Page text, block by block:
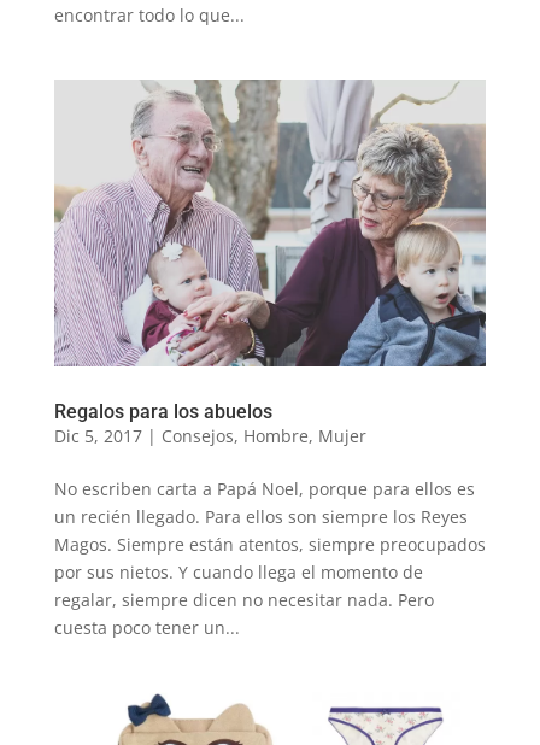
encontrar todo lo que...
Regalos para los abuelos
Dic 5, 2017| Consejos, Hombre, Mujer
No escriben carta a Papá Noel, porque para ellos es
un recién llegado. Para ellos son siempre los Reyes
Magos. Siempre están atentos, siempre preocupados
por sus nietos. Y cuando llega el momento de
regalar, siempre dicen no necesitar nada. Pero
cuesta poco tener un...